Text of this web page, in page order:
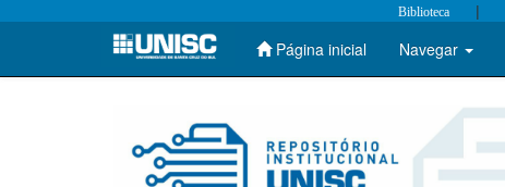
Skip
Biblioteca |
Página inicial Navegar